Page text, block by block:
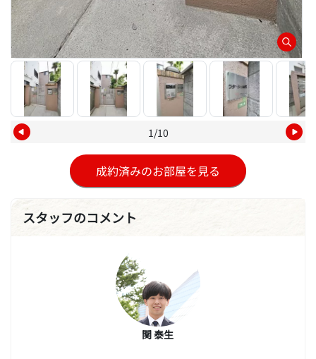
1/10
成約済みのお部屋を見る
スタッフのコメント
関 泰生